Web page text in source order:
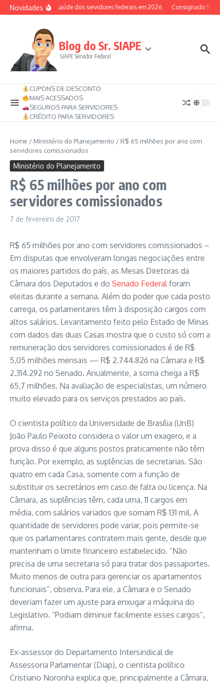
Ir para o conteúdo
NovidadesAuxílio-saúde dos servidores federais em 2026 Consignado
Blog do Sr. SIAPE
SIAPE Servidor Federal
CUPONS DE DESCONTO
MAIS ACESSADOS
SEGUROS PARA SERVIDORES
CRÉDITO PARA SERVIDORES
Home / Ministério do Planejamento / R$ 65 milhões por ano com
servidores comissionados
Ministério do Planejamento
R$ 65 milhões por ano com
servidores comissionados
7 de fevereiro de 2017
R$ 65 milhões por ano com servidores comissionados –
Em disputas que envolveram longas negociações entre
os maiores partidos do país, as Mesas Diretoras da
Câmara dos Deputados e do Senado Federalforam
eleitas durante a semana. Além do poder que cada posto
carrega, os parlamentares têm à disposição cargos com
altos salários. Levantamento feito pelo Estado de Minas
com dados das duas Casas mostra que o custo só com a
remuneração dos servidores comissionados é de R$
5,05 milhões mensais — R$ 2.744.826 na Câmara e R$
2.314.292 no Senado. Anualmente, a soma chega a R$
65,7 milhões. Na avaliação de especialistas, um número
muito elevado para os serviços prestados ao país.
O cientista político da Universidade de Brasília (UnB)
João Paulo Peixoto considera o valor um exagero, e a
prova disso é que alguns postos praticamente não têm
função. Por exemplo, as suplências de secretarias. São
quatro em cada Casa, somente com a função de
substituir os secretários em caso de falta ou licença. Na
Câmara, as suplências têm, cada uma, 11 cargos em
média, com salários variados que somam R$ 131 mil. A
quantidade de servidores pode variar, pois permite-se
que os parlamentares contratem mais gente, desde que
mantenham o limite financeiro estabelecido. “Não
precisa de uma secretaria só para tratar dos passaportes.
Muito menos de outra para gerenciar os apartamentos
funcionais”, observa. Para ele, a Câmara e o Senado
deveriam fazer um ajuste para enxugar a máquina do
Legislativo. “Podiam diminuir facilmente esses cargos”,
afirma.
Ex-assessor do Departamento Intersindical de
Assessoria Parlamentar (Diap), o cientista político
Cristiano Noronha explica que, principalmente a Câmara,